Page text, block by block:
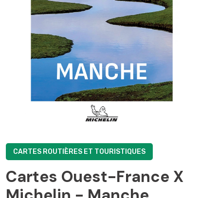
CARTES ROUTIÈRES ET TOURISTIQUES
Cartes Ouest-France X